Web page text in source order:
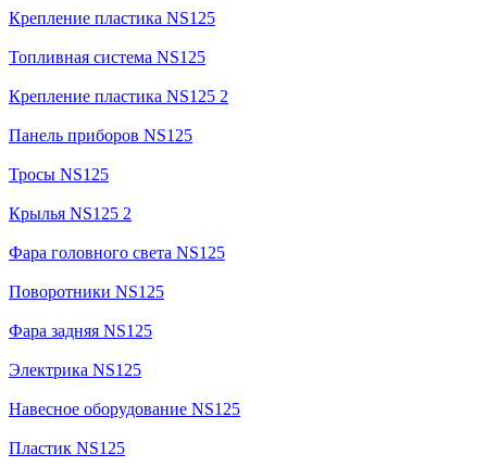
Крепление пластика NS125
Топливная система NS125
Крепление пластика NS125 2
Панель приборов NS125
Тросы NS125
Крылья NS125 2
Фара головного света NS125
Поворотники NS125
Фара задняя NS125
Электрика NS125
Навесное оборудование NS125
Пластик NS125